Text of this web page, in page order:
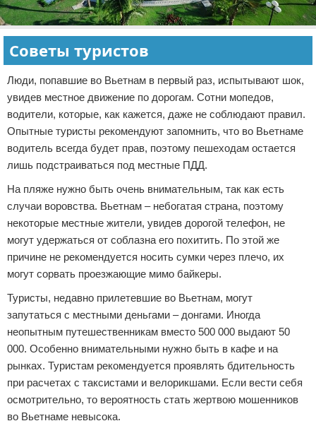
Советы туристов
Люди, попавшие во Вьетнам в первый раз, испытывают шок,
увидев местное движение по дорогам. Сотни мопедов,
водители, которые, как кажется, даже не соблюдают правил.
Опытные туристы рекомендуют запомнить, что во Вьетнаме
водитель всегда будет прав, поэтому пешеходам остается
лишь подстраиваться под местные ПДД.
На пляже нужно быть очень внимательным, так как есть
случаи воровства. Вьетнам – небогатая страна, поэтому
некоторые местные жители, увидев дорогой телефон, не
могут удержаться от соблазна его похитить. По этой же
причине не рекомендуется носить сумки через плечо, их
могут сорвать проезжающие мимо байкеры.
Туристы, недавно прилетевшие во Вьетнам, могут
запутаться с местными деньгами – донгами. Иногда
неопытным путешественникам вместо 500 000 выдают 50
000. Особенно внимательными нужно быть в кафе и на
рынках. Туристам рекомендуется проявлять бдительность
при расчетах с таксистами и велорикшами. Если вести себя
осмотрительно, то вероятность стать жертвою мошенников
во Вьетнаме невысока.